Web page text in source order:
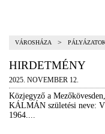
VÁROSHÁZA >
HIRDETMÉNY
2025. NOVEMBER 12.
Közjegyző a
KÁLMÁN születési neve:
1964....